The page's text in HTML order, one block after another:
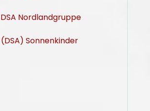
DSA Nordlandgruppe
(DSA) Sonnenkinder